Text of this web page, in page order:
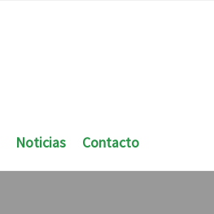
Noticias Contacto